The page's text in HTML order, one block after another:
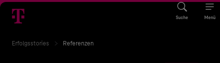
Suche Menü
Erfolgsstories Referenzen